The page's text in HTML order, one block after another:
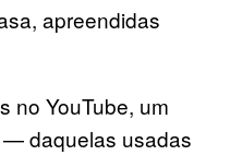
apreendidas
no YouTube, um
— daquelas usadas